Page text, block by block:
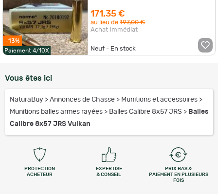
-13%
Paiement 4/10X
171,35 €
au lieu de197,00 €
Achat Immédiat
Neuf - En stock
Vous êtes ici
NaturaBuy > Annonces de Chasse > Munitions et accessoires >
Munitions balles armes rayées > Balles Calibre 8x57 JRS > Balles
Calibre 8x57 JRS Vulkan
PROTECTION
ACHETEUR
EXPERTISE
& CONSEIL
PRIX BAS &
PAIEMENT EN PLUSIEURS
FOIS